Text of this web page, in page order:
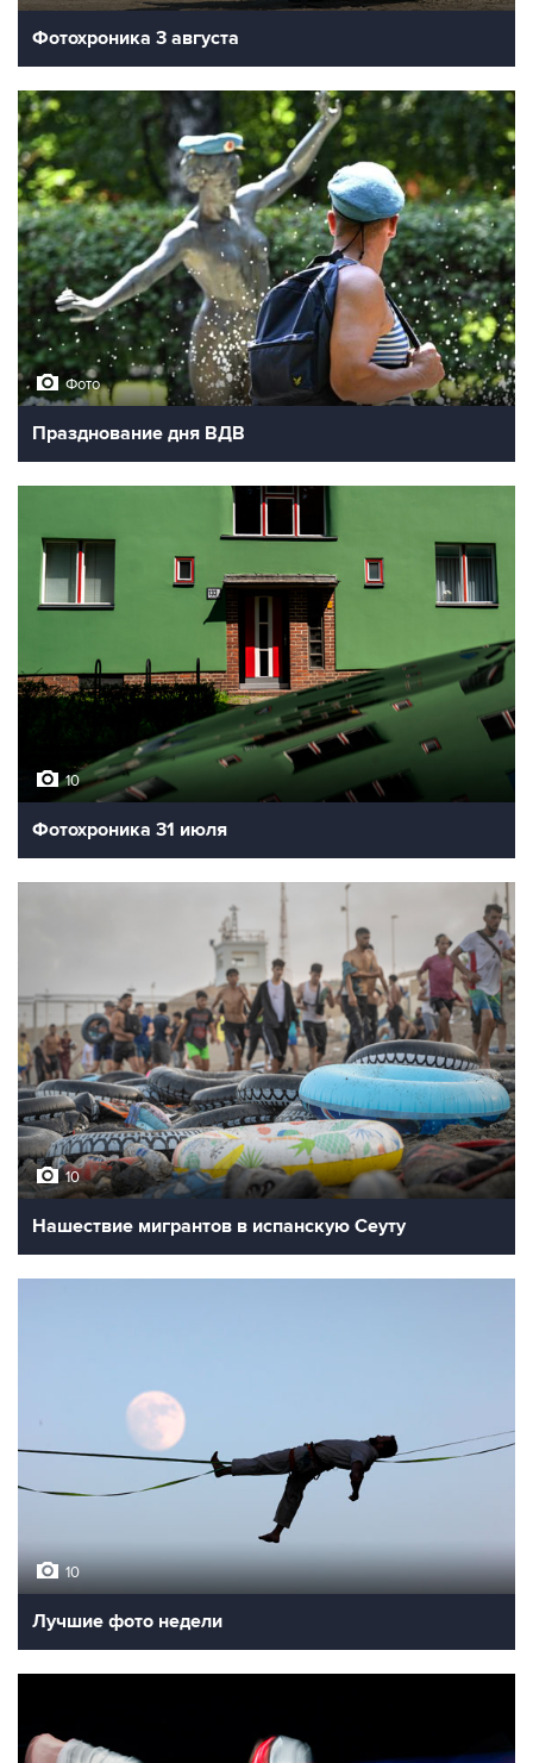
Фотохроника 3 августа
Фото
Празднование дня ВДВ
10
Фотохроника 31 июля
10
Нашествие мигрантов в испанскую Сеуту
10
Лучшие фото недели